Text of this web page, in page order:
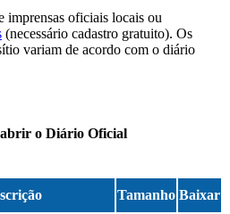
imprensas oficiais locais ou
(necessário cadastro gratuito). Os
variam de acordo com o diário
o Diário Oficial
Tamanho Baixar